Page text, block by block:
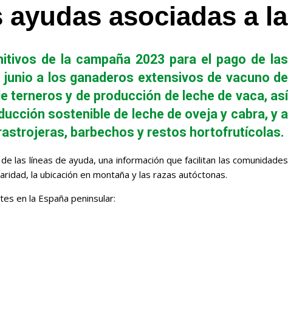
ayudas asociadas a
de la campaña 2023 para el pago de las
a los ganaderos extensivos de vacuno de
terneros y de producción de leche de vaca, así
sostenible de leche de oveja y cabra, y a
barbechos y restos hortofrutícolas.
las líneas de ayuda, una información que facilitan las comunidades
la ubicación en montaña y las razas autóctonas.
en la España peninsular: